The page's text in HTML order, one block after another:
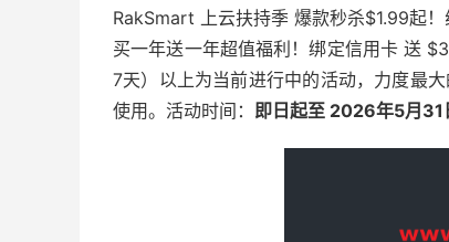
RakSmart 上云扶持季 爆款秒杀$1.99起
买一年送一年超值福利！绑定信用卡 送
7天）以上为当前进行中的活动，力度最
使用。活动时间： 即日起至 2026年5月31